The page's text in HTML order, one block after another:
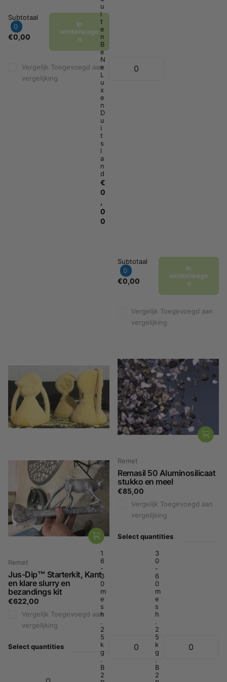
Subtotaal
0
€0,00
In
winkelwage
n
Vergelijk Toegevoegd aan
vergelijking
u
i
t
e
n
B
e
N
e
L
u
x
e
n
D
u
i
t
s
l
a
n
d
€
0
,
0
0
Subtotaal
0
€0,00
In
winkelwage
n
Vergelijk Toegevoegd aan
vergelijking
Remet
Jus-Dip™ Starterkit, Kant
en klare slurry en
bezandings kit
€622,00
Vergelijk Toegevoegd aan
vergelijking
Select quantities
Remet
Remasil 50 Aluminosilicaat
stukko en meel
€85,00
Vergelijk Toegevoegd aan
vergelijking
Select quantities
1
6
-
3
0
m
e
s
h
.
2
5
k
g
.
B
2
3
0
-
6
0
m
e
s
h
.
2
5
k
g
.
B
2